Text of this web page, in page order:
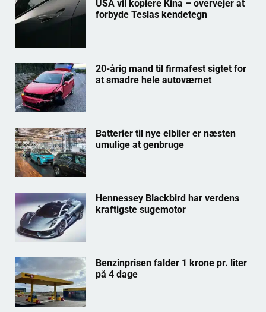
USA vil kopiere Kina – overvejer at
forbyde Teslas kendetegn
20-årig mand til firmafest sigtet for
at smadre hele autoværnet
Batterier til nye elbiler er næsten
umulige at genbruge
Hennessey Blackbird har verdens
kraftigste sugemotor
Benzinprisen falder 1 krone pr. liter
på 4 dage